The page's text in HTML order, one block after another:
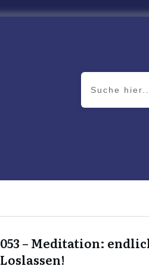
053 – Meditation:
Loslassen!